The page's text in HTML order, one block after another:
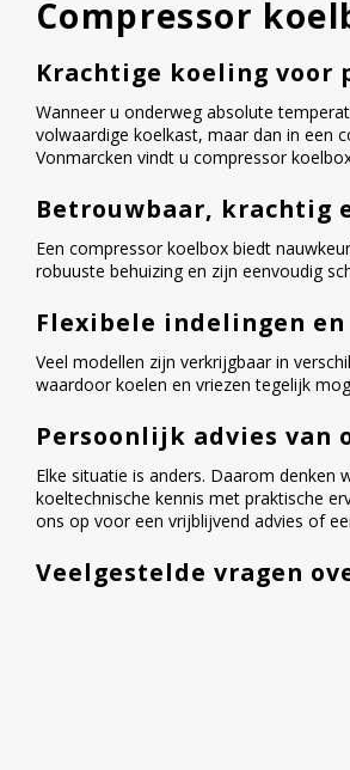
Compressor
Krachtige koeling voor
Wanneer u onderweg absolute
volwaardige koelkast, maar dan in een
Vonmarcken vindt u compressor
Betrouwbaar, krachtig
Een compressor koelbox biedt
robuuste behuizing en zijn eenvoudig
Flexibele indelingen
Veel modellen zijn verkrijgbaar in
waardoor koelen en vriezen tegelijk
Persoonlijk advies van
Elke situatie is anders. Daarom
koeltechnische kennis met praktische
ons op voor een vrijblijvend advies of
Veelgestelde vragen